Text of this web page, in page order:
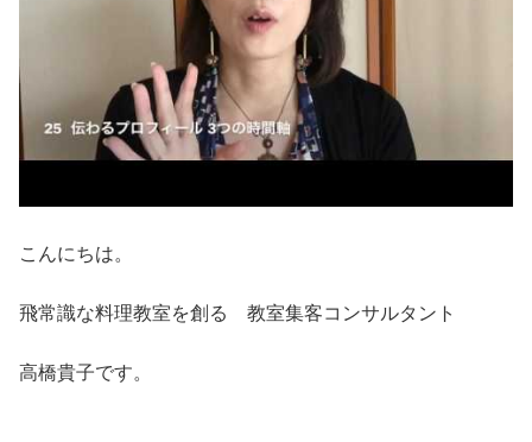
こんにちは。
飛常識な料理教室を創る 教室集客コンサルタント
高橋貴子です。